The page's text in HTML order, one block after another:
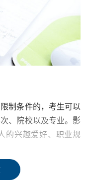
制条件的，考生可以
、院校以及专业。影
的兴趣爱好、职业规